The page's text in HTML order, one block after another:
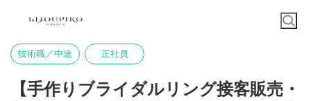
技術職／中途 正社員
【手作りブライダルリング接客販売・